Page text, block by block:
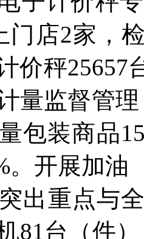
门店2家，
价秤25657
量监督管
包装商品
。开展加油
出重点与
81台（件